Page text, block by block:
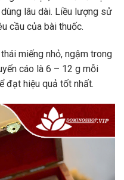
lâu dài. Liều lượng sử
cầu của bài thuốc.
miếng nhỏ, ngậm trong
cáo là 6 – 12 g mỗi
đạt hiệu quả tốt nhất.